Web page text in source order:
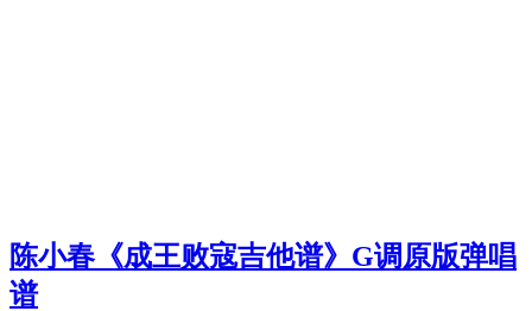
陈小春《成王败寇吉他谱》G调原版弹唱
谱